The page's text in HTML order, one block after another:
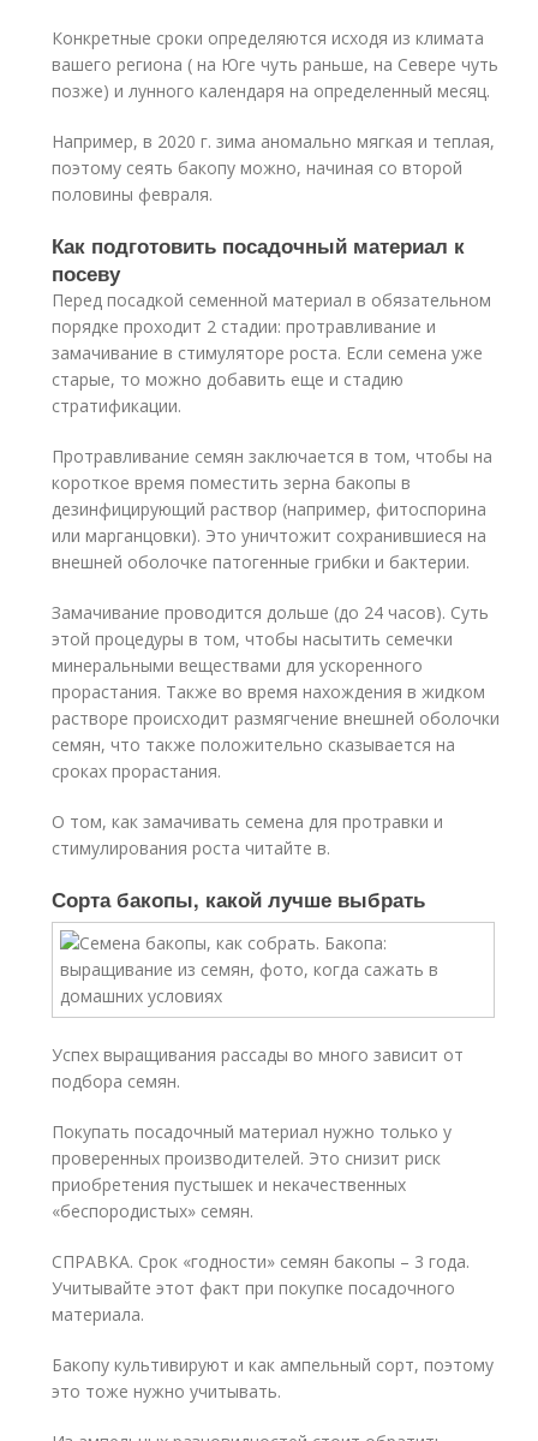
Конкретные сроки определяются исходя из климата
вашего региона ( на Юге чуть раньше, на Севере чуть
позже) и лунного календаря на определенный месяц.
Например, в 2020 г. зима аномально мягкая и теплая,
поэтому сеять бакопу можно, начиная со второй
половины февраля.
Как подготовить посадочный материал к
посеву
Перед посадкой семенной материал в обязательном
порядке проходит 2 стадии: протравливание и
замачивание в стимуляторе роста. Если семена уже
старые, то можно добавить еще и стадию
стратификации.
Протравливание семян заключается в том, чтобы на
короткое время поместить зерна бакопы в
дезинфицирующий раствор (например, фитоспорина
или марганцовки). Это уничтожит сохранившиеся на
внешней оболочке патогенные грибки и бактерии.
Замачивание проводится дольше (до 24 часов). Суть
этой процедуры в том, чтобы насытить семечки
минеральными веществами для ускоренного
прорастания. Также во время нахождения в жидком
растворе происходит размягчение внешней оболочки
семян, что также положительно сказывается на
сроках прорастания.
О том, как замачивать семена для протравки и
стимулирования роста читайте в.
Сорта бакопы, какой лучше выбрать
Успех выращивания рассады во много зависит от
подбора семян.
Покупать посадочный материал нужно только у
проверенных производителей. Это снизит риск
приобретения пустышек и некачественных
«беспородистых» семян.
СПРАВКА. Срок «годности» семян бакопы – 3 года.
Учитывайте этот факт при покупке посадочного
материала.
Бакопу культивируют и как ампельный сорт, поэтому
это тоже нужно учитывать.